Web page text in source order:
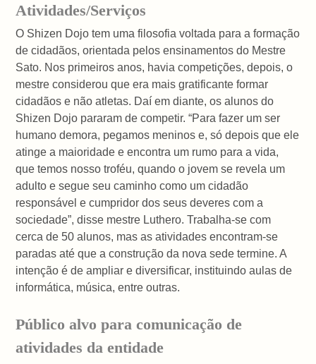
Atividades/Serviços
O Shizen Dojo tem uma filosofia voltada para a formação
de cidadãos, orientada pelos ensinamentos do Mestre
Sato. Nos primeiros anos, havia competições, depois, o
mestre considerou que era mais gratificante formar
cidadãos e não atletas. Daí em diante, os alunos do
Shizen Dojo pararam de competir. “Para fazer um ser
humano demora, pegamos meninos e, só depois que ele
atinge a maioridade e encontra um rumo para a vida,
que temos nosso troféu, quando o jovem se revela um
adulto e segue seu caminho como um cidadão
responsável e cumpridor dos seus deveres com a
sociedade”, disse mestre Luthero. Trabalha-se com
cerca de 50 alunos, mas as atividades encontram-se
paradas até que a construção da nova sede termine. A
intenção é de ampliar e diversificar, instituindo aulas de
informática, música, entre outras.
Público alvo para comunicação de
atividades da entidade